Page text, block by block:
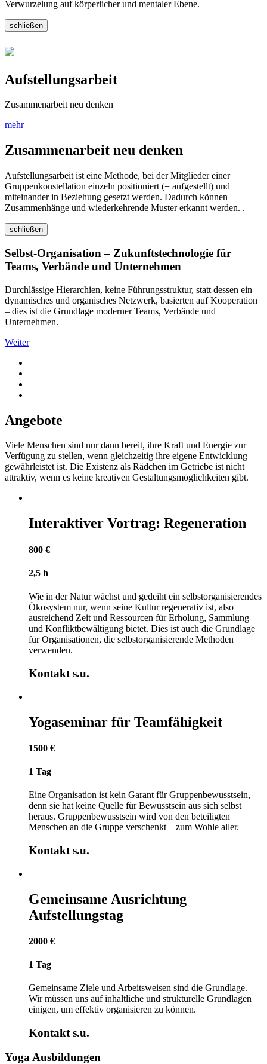
Verwurzelung auf körperlicher und mentaler Ebene.
schließen
Aufstellungsarbeit
Zusammenarbeit neu denken
mehr
Zusammenarbeit neu denken
Aufstellungsarbeit ist eine Methode, bei der Mitglieder einer
Gruppenkonstellation einzeln positioniert (= aufgestellt) und
miteinander in Beziehung gesetzt werden. Dadurch können
Zusammenhänge und wiederkehrende Muster erkannt werden. .
schließen
Selbst-Organisation – Zukunftstechnologie für
Teams, Verbände und Unternehmen
Durchlässige Hierarchien, keine Führungsstruktur, statt dessen ein
dynamisches und organisches Netzwerk, basierten auf Kooperation
– dies ist die Grundlage moderner Teams, Verbände und
Unternehmen.
Weiter
Angebote
Viele Menschen sind nur dann bereit, ihre Kraft und Energie zur
Verfügung zu stellen, wenn gleichzeitig ihre eigene Entwicklung
gewährleistet ist. Die Existenz als Rädchen im Getriebe ist nicht
attraktiv, wenn es keine kreativen Gestaltungsmöglichkeiten gibt.
Interaktiver Vortrag: Regeneration
800 €
2,5 h
Wie in der Natur wächst und gedeiht ein selbstorganisierendes
Ökosystem nur, wenn seine Kultur regenerativ ist, also
ausreichend Zeit und Ressourcen für Erholung, Sammlung
und Konfliktbewältigung bietet. Dies ist auch die Grundlage
für Organisationen, die selbstorganisierende Methoden
verwenden.
Kontakt s.u.
Yogaseminar für Teamfähigkeit
1500 €
1 Tag
Eine Organisation ist kein Garant für Gruppenbewusstsein,
denn sie hat keine Quelle für Bewusstsein aus sich selbst
heraus. Gruppenbewusstsein wird von den beteiligten
Menschen an die Gruppe verschenkt – zum Wohle aller.
Kontakt s.u.
Gemeinsame Ausrichtung
Aufstellungstag
2000 €
1 Tag
Gemeinsame Ziele und Arbeitsweisen sind die Grundlage.
Wir müssen uns auf inhaltliche und strukturelle Grundlagen
einigen, um effektiv organisieren zu können.
Kontakt s.u.
Yoga Ausbildungen